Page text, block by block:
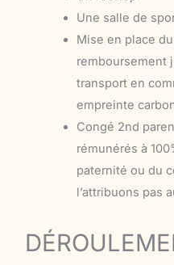
Une salle de
Mise en place
remboursement
transport en
empreinte
Congé 2nd
rémunérés à
paternité ou du
l’attribuons pas